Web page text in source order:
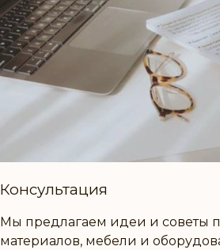
Консультация
Мы предлагаем идеи и советы
материалов, мебели и